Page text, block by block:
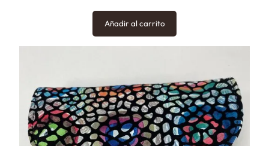
Añadir al carrito